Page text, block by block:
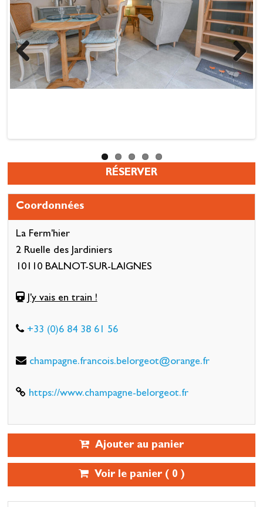
Previous Next
RÉSERVER
Coordonnées
La Ferm'hier
2 Ruelle des Jardiniers
10110 BALNOT-SUR-LAIGNES
J'y vais en train !
+33 (0)6 84 38 61 56
champagne.francois.belorgeot@orange.fr
https://www.champagne-belorgeot.fr
Ajouter au panier
Voir le panier ( 0 )